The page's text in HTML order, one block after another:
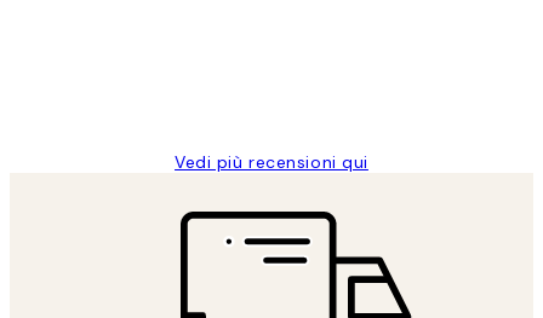
Vedi più recensioni qui